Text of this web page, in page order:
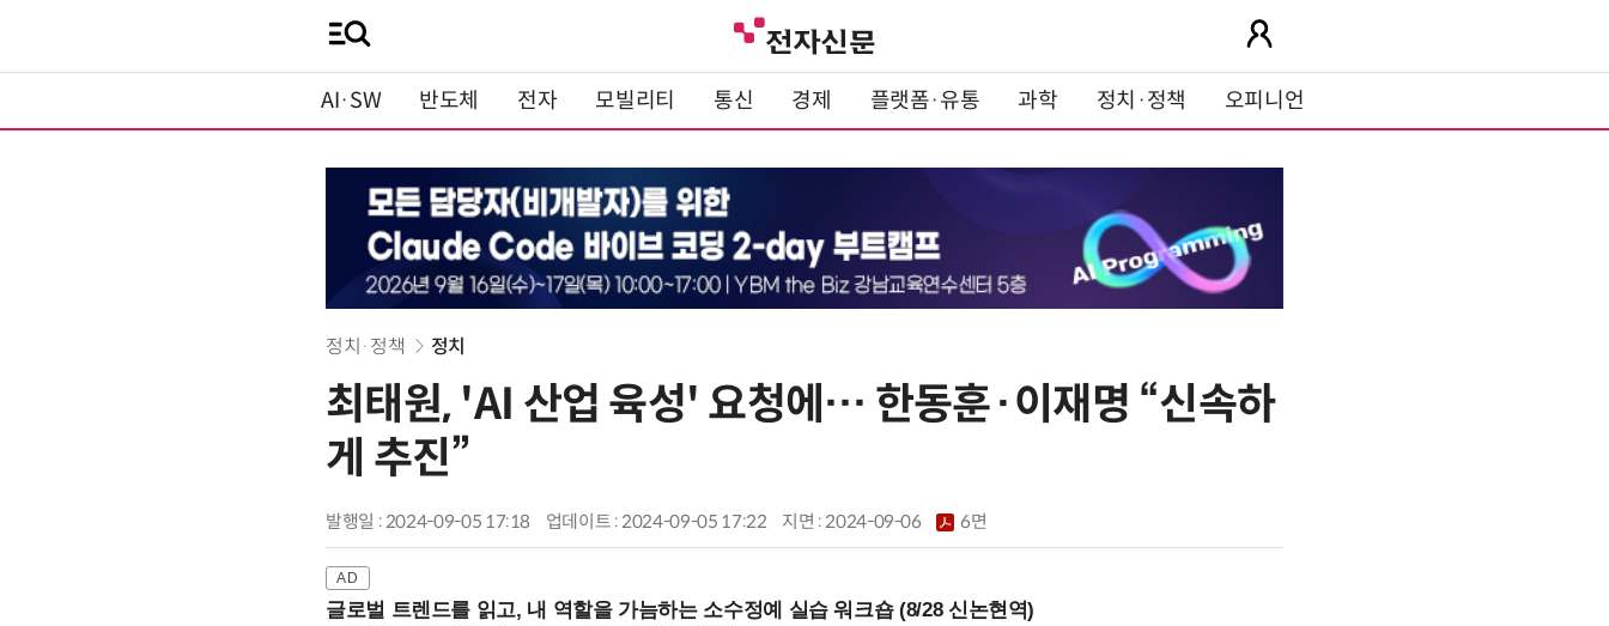
AI·SW 반도체 전자 모빌리티 통신 경제 플랫폼·유통 과학 정치·정책 오피니언
정치·정책 정치
최태원, 'AI 산업 육성' 요청에… 한동훈·이재명 “신속하
게 추진”
발행일 : 2024-09-05 17:18 업데이트 : 2024-09-05 17:22 지면 :2024-09-06 6면
글로벌 트렌드를 읽고, 내 역할을 가늠하는 소수정예 실습 워크숍 (8/28 신논현역)